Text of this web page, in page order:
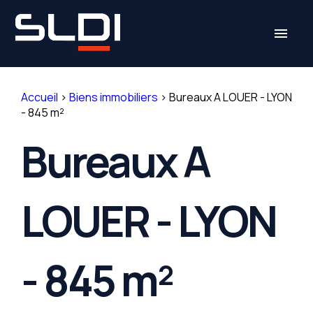
menu
Accueil > Biens immobiliers > Bureaux A LOUER - LYON
- 845 m²
Bureaux A
LOUER - LYON
- 845 m²